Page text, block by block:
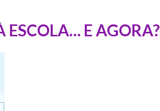
ESCOLA… E AGORA?